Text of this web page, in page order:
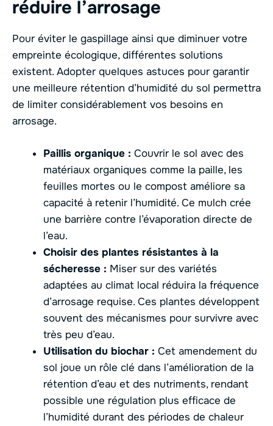
réduire l’arrosage
Pour éviter le gaspillage ainsi que diminuer votre
empreinte écologique, différentes solutions
existent. Adopter quelques astuces pour garantir
une meilleure rétention d’humidité du sol permettra
de limiter considérablement vos besoins en
arrosage.
Paillis organique : Couvrir le sol avec des
matériaux organiques comme la paille, les
feuilles mortes ou le compost améliore sa
capacité à retenir l’humidité. Ce mulch crée
une barrière contre l’évaporation directe de
l’eau.
Choisir des plantes résistantes à la
sécheresse : Miser sur des variétés
adaptées au climat local réduira la fréquence
d’arrosage requise. Ces plantes développent
souvent des mécanismes pour survivre avec
très peu d’eau.
Utilisation du biochar : Cet amendement du
sol joue un rôle clé dans l’amélioration de la
rétention d’eau et des nutriments, rendant
possible une régulation plus efficace de
l’humidité durant des périodes de chaleur